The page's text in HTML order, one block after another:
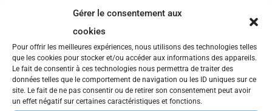
Gérer le consentement aux
cookies
Pour offrir les meilleures expériences, nous utilisons des technologies telles
que les cookies pour stocker et/ou accéder aux informations des appareils.
Le fait de consentir à ces technologies nous permettra de traiter des
données telles que le comportement de navigation ou les ID uniques sur ce
site. Le fait de ne pas consentir ou de retirer son consentement peut avoir
un effet négatif sur certaines caractéristiques et fonctions.